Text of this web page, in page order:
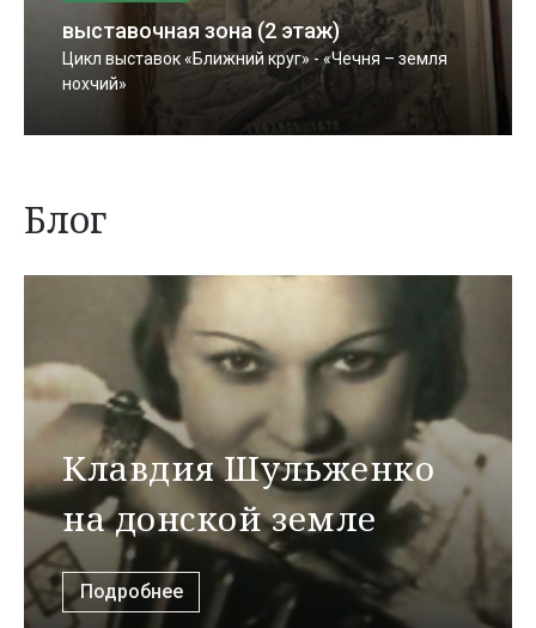
выставочная зона (2 этаж)
Цикл выставок «Ближний круг» - «Чечня – земля
нохчий»
Блог
Клавдия Шульженко
на донской земле
Подробнее